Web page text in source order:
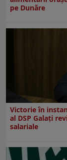
pe Dunăre
Victorie în
al DSP Galați
salariale